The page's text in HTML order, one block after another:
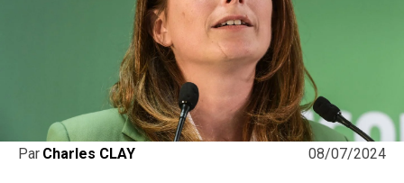
08/07/2024
Par Charles CLAY